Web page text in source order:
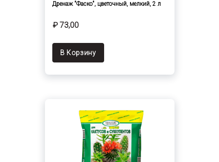
Дренаж "Фаско", цветочный, мелкий, 2 л
₽ 73,00
В Корзину